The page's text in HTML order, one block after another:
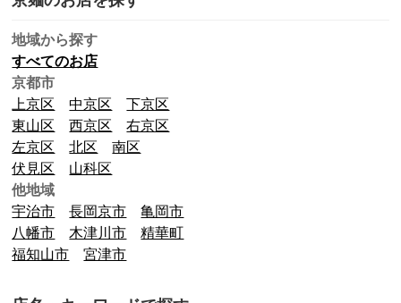
地域から探す
すべてのお店
京都市
上京区
中京区
下京区
東山区
西京区
右京区
左京区
北区
南区
伏見区
山科区
他地域
宇治市
長岡京市
亀岡市
八幡市
木津川市
精華町
福知山市
宮津市